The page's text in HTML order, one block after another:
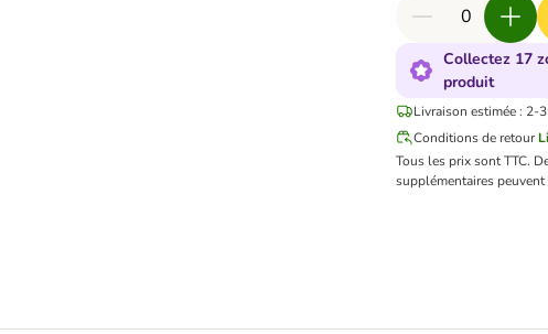
Collectez 17
produit
Livraison estimée : 2-
Conditions de retour
Tous les prix sont TTC.
supplémentaires peuvent